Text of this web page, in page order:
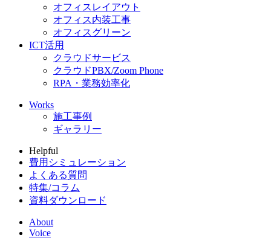
オフィスレイアウト
オフィス内装工事
オフィスグリーン
ICT活用
クラウドサービス
クラウドPBX/Zoom Phone
RPA・業務効率化
Works
施工事例
ギャラリー
Helpful
費用シミュレーション
よくある質問
特集/コラム
資料ダウンロード
About
Voice